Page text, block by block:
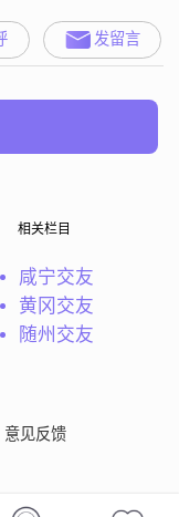
发留言
相关栏目
咸宁交友
黄冈交友
随州交友
意见反馈